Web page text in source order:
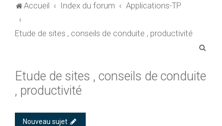
Accueil Index du forum Applications-TP
Etude de sites , conseils de conduite , productivité
Etude de sites , conseils de conduite
, productivité
Nouveau sujet